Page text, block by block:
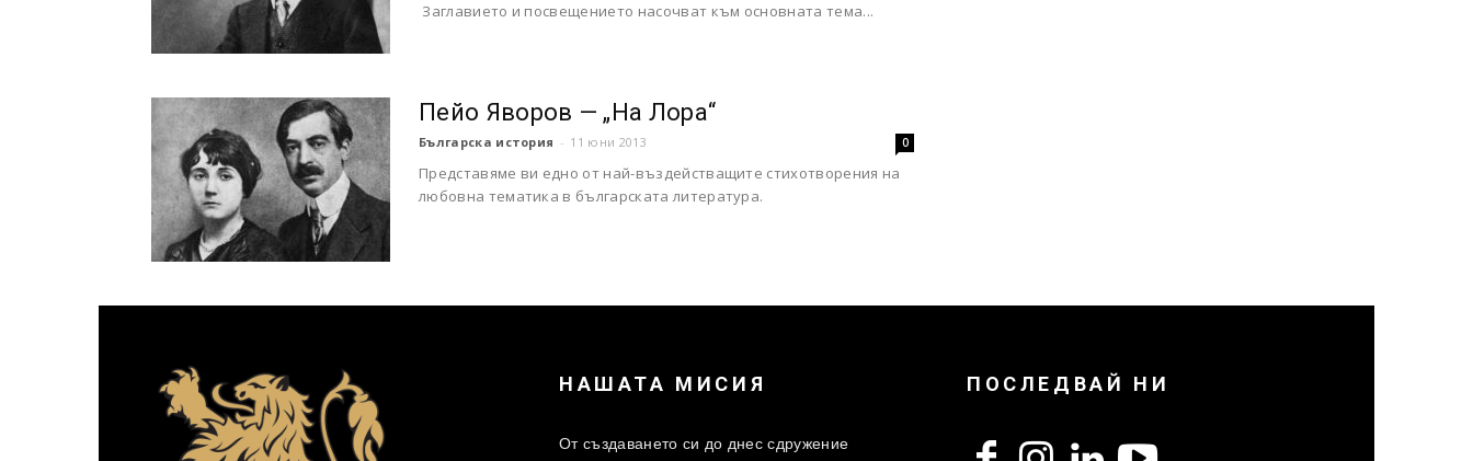
Заглавието и посвещението насочват към основната тема...
Пейо Яворов — „На Лора“
Българска история - 11 юни 2013 0
Представяме ви едно от най-въздействащите стихотворения на
любовна тематика в българската литература.
НАШАТА МИСИЯ
От създаването си до днес сдружение
ПОСЛЕДВАЙ НИ